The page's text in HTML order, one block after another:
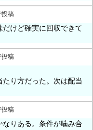
投稿
けど確実に回収できて
投稿
り方だった。次は配当
投稿
りある。条件が噛み合